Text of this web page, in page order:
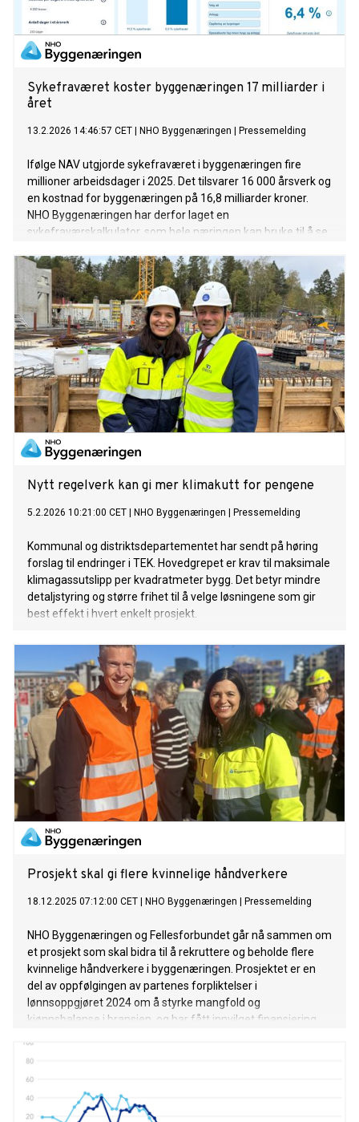
Sykefraværet koster byggenæringen 17 milliarder i
året
13.2.2026 14:46:57 CET NHO Byggenæringen Pressemelding
Ifølge NAV utgjorde sykefraværet i byggenæringen fire
millioner arbeidsdager i 2025. Det tilsvarer 16 000 årsverk og
en kostnad for byggenæringen på 16,8 milliarder kroner.
NHO Byggenæringen har derfor laget en
sykefraværskalkulator, som hele næringen kan bruke til å se
Nytt regelverk kan gi mer klimakutt for pengene
5.2.2026 10:21:00 CET NHO Byggenæringen Pressemelding
Kommunal og distriktsdepartementet har sendt på høring
forslag til endringer i TEK. Hovedgrepet er krav til maksimale
klimagassutslipp per kvadratmeter bygg. Det betyr mindre
detaljstyring og større frihet til å velge løsningene som gir
best effekt i hvert enkelt prosjekt.
Prosjekt skal gi flere kvinnelige håndverkere
18.12.2025 07:12:00 CET NHO Byggenæringen Pressemelding
NHO Byggenæringen og Fellesforbundet går nå sammen om
et prosjekt som skal bidra til å rekruttere og beholde flere
kvinnelige håndverkere i byggenæringen. Prosjektet er en
del av oppfølgingen av partenes forpliktelser i
lønnsoppgjøret 2024 om å styrke mangfold og
kjønnsbalanse i bransjen, og har fått innvilget finansiering